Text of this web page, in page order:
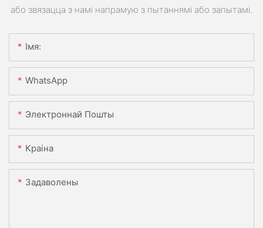
або звязацца з намі напрамую з пытаннямі або запытамі.
Імя:
WhatsApp
Электроннай Пошты
Краіна
Задаволены